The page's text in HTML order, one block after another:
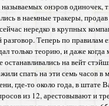
онэров одиночек,
в наемные тракеры,
нередко в крупных
Теперь по правилам
только теорию, и даже когда
на вейт
спать на эти семь часов
где-то около года, в штате
из 12, арестовывают и